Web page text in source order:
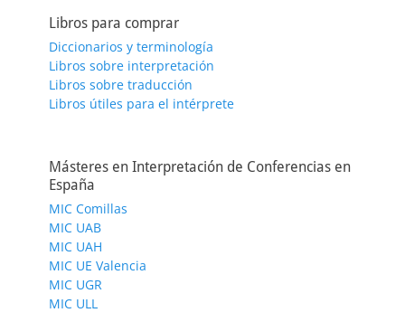
Libros para comprar
Diccionarios y terminología
Libros sobre interpretación
Libros sobre traducción
Libros útiles para el intérprete
Másteres en Interpretación de Conferencias en
España
MIC Comillas
MIC UAB
MIC UAH
MIC UE Valencia
MIC UGR
MIC ULL